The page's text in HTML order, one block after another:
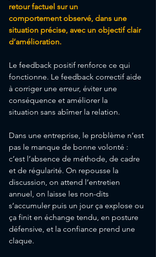
retour factuel sur un
comportement observé, dans une
situation précise, avec un objectif clair
d’amélioration.
Le feedback positif renforce ce qui
fonctionne. Le feedback correctif aide
à corriger une erreur, éviter une
conséquence et améliorer la
situation sans abîmer la relation.
Dans une entreprise, le problème n’est
pas le manque de bonne volonté :
c’est l’absence de méthode, de cadre
et de régularité. On repousse la
discussion, on attend l’entretien
annuel, on laisse les non-dits
s’accumuler puis un jour ça explose ou
ça finit en échange tendu, en posture
défensive, et la confiance prend une
claque.